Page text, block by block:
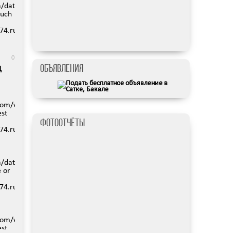
www/satka74.ru/images/video/98-
protected/views/mobreporter/index.php
0
vi/iyVqYqMxo5Y/mqdefault.jpg):
protected/views/mobreporter/index.php
www/satka74.ru/images/video/94.jpg):
or
protected/views/mobreporter/index.php
vi/iyVqYqMxo5Y/2.jpg):
Объявления
Фотоотчёты